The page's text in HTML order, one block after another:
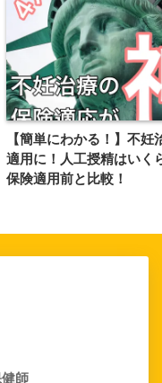
【簡単にわかる！】不妊
適用に！人工授精はいく
保険適用前と比較！
師